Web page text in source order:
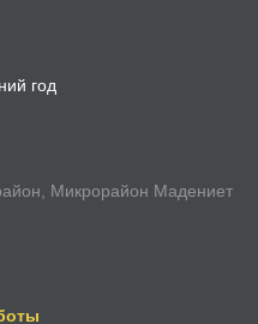
год
Микрорайон Мадениет